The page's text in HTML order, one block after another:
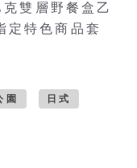
雙層野餐盒乙
定特色商品套
園 日式